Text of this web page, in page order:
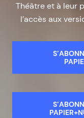
Théâtre et à leur
l’accès aux